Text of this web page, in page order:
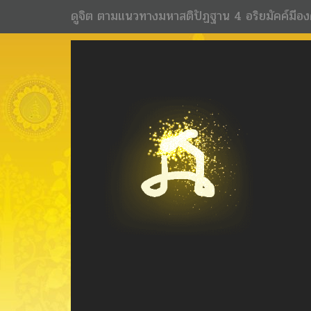
ดูจิต ตามแนวทางมหาสติปัฏฐาน 4 อริยมัคค์มีอ